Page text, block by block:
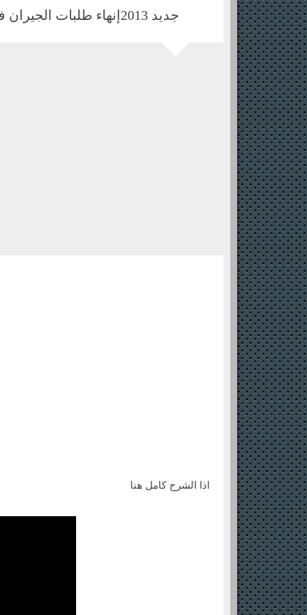
جديد 2013إنهاء طلبات الجيران في المهمات بعد ما تجمع نص العدد المطلوب
اذا الشرح كامل هنا